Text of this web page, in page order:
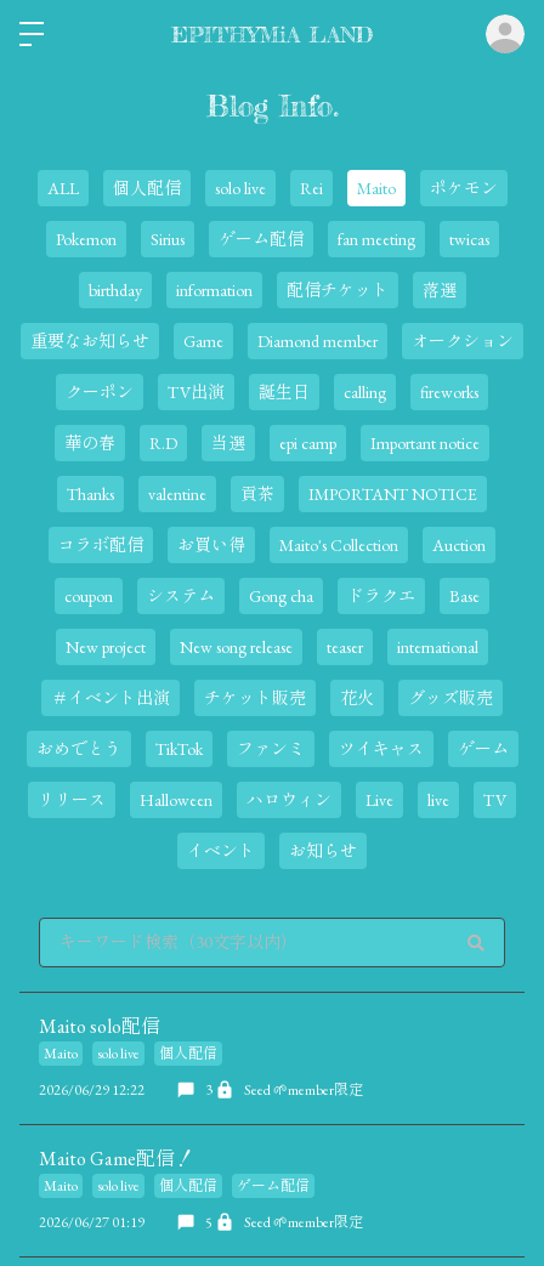
EPITHYMiA LAND
Blog Info.
ALL 個人配信 solo live Rei Maito ポケモン
Pokemon Sirius ゲーム配信 fan meeting twicas
birthday information 配信チケット 落選
重要なお知らせ Game Diamond member オークション
クーポン TV出演 誕生日 calling fireworks
華の春 R.D 当選 epi camp Important notice
Thanks valentine 貢茶 IMPORTANT NOTICE
コラボ配信 お買い得 Maito's Collection Auction
coupon システム Gong cha ドラクエ Base
New project New song release teaser international
＃イベント出演 チケット販売 花火 グッズ販売
おめでとう TikTok ファンミ ツイキャス ゲーム
リリース Halloween ハロウィン Live live TV
イベント お知らせ
Maito solo配信
Maito solo live
個人配信
2026/06/29 12:22
3 Seed 🌱member限定
Maito Game配信！
Maito solo live 個人配信
ゲーム配信
2026/06/27 01:19
5 Seed 🌱member限定